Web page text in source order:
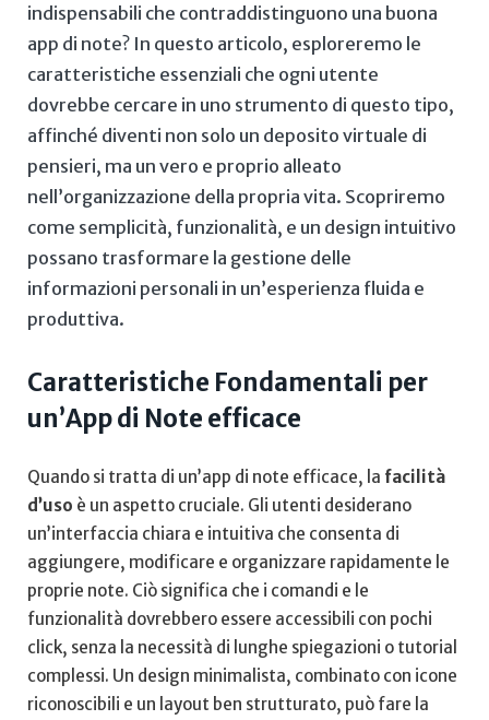
⁢indispensabili ​che contraddistinguono una ⁤buona
app di note?‌ In questo⁤ articolo,​ esploreremo le
caratteristiche essenziali che ogni ⁢utente
dovrebbe cercare​ in uno ⁢strumento di⁢ questo tipo,
affinché ⁤diventi⁢ non ⁢solo ⁤un ⁤deposito virtuale di
pensieri, ma‍ un vero e proprio ⁢alleato
nell’organizzazione ​della propria vita. ‌Scopriremo
come semplicità,‍ funzionalità, ‌e ‌un design ​intuitivo⁣
possano trasformare la gestione‌ delle⁤
informazioni personali in un’esperienza ‍fluida e
produttiva.
Caratteristiche Fondamentali ⁣per
un’App di⁢ Note efficace
Quando ‍si tratta ‌di un’app di note ‌efficace,‌ la facilità
⁣d’uso è un⁣ aspetto cruciale.⁣ Gli utenti desiderano
un’interfaccia ​chiara e ‍intuitiva che consenta di
aggiungere, modificare​ e organizzare ‍rapidamente le
⁣proprie ‍note. Ciò significa che ​i comandi e le
‍funzionalità dovrebbero⁢ essere accessibili ⁤con pochi
click, senza la‍ necessità di ‍lunghe spiegazioni ⁣o tutorial
complessi. Un ⁣design‍ minimalista, ⁣combinato con ‌icone
riconoscibili e un layout ben ⁣strutturato, può ‍fare⁣ la